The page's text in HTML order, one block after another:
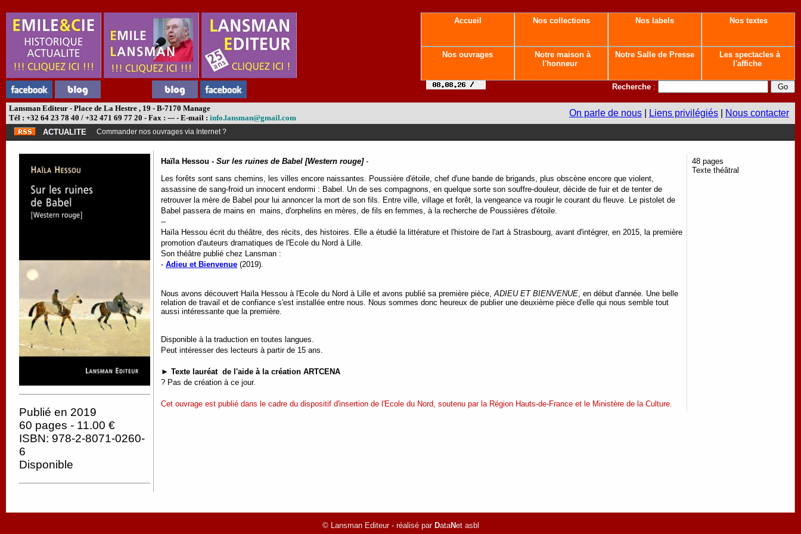
Accueil Nos collections Nos labels Nos textes
Nos ouvrages
Notre maison à
l'honneur
Notre Salle de Presse
Les spectacles à
l'affiche
Recherche :
Lansman Editeur - Place de La Hestre , 19 - B-7170 Manage
Tél : +32 64 23 78 40 / +32 471 69 77 20 - Fax : --- - E-mail : info.lansman@gmail.com On parle de nous Liens privilégiés Nous contacter
ACTUALITE Commander nos ouvrages via Internet ?
Publié en 2019
60 pages - 11.00 €
ISBN: 978-2-8071-0260-
6
Disponible
Haïla Hessou - Sur les ruines de Babel [Western rouge]-
Les forêts sont sans chemins, les villes encore naissantes. Poussière d'étoile, chef d'une bande de brigands, plus obscène encore que violent,
assassine de sang-froid un innocent endormi : Babel. Un de ses compagnons, en quelque sorte son souffre-douleur, décide de fuir et de tenter de
retrouver la mère de Babel pour lui annoncer la mort de son fils. Entre ville, village et forêt, la vengeance va rougir le courant du fleuve. Le pistolet de
Babel passera de mains en mains, d'orphelins en mères, de fils en femmes, à la recherche de Poussières d'étoile.
--
Haïla Hessou écrit du théâtre, des récits, des histoires. Elle a étudié la littérature et l'histoire de l'art à Strasbourg, avant d'intégrer, en 2015, la première
promotion d'auteurs dramatiques de l'Ecole du Nord à Lille.
Son théâtre publié chez Lansman :
- Adieu et Bienvenue (2019).
Nous avons découvert Haïla Hessou à l'Ecole du Nord à Lille et avons publié sa première pièce, ADIEU ET BIENVENUE , en début d'année. Une belle
relation de travail et de confiance s'est installée entre nous. Nous sommes donc heureux de publier une deuxième pièce d'elle qui nous semble tout
aussi intéressante que la première.
Disponible à la traduction en toutes langues.
Peut intéresser des lecteurs à partir de 15 ans.
► Texte lauréat de l'aide à la création ARTCENA
? Pas de création à ce jour.
Cet ouvrage est publié dans le cadre du dispositif d'insertion de l'Ecole du Nord, soutenu par la Région Hauts-de-France et le Ministère de la Culture.
48 pages
Texte théâtral
© Lansman Editeur - réalisé par DataNet asbl